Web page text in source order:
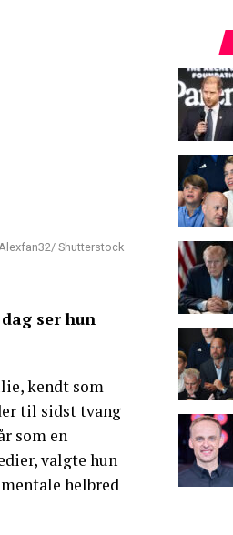
Shutterstock
ser hun
kendt som
til sidst tvang
som en
valgte hun
helbred